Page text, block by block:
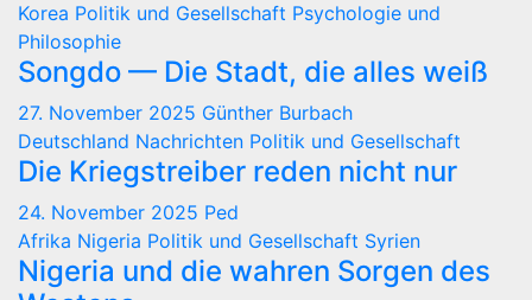
Korea Politik und Gesellschaft Psychologie und
Philosophie
Songdo — Die Stadt, die alles weiß
27. November 2025 Günther Burbach
Deutschland Nachrichten Politik und Gesellschaft
Die Kriegstreiber reden nicht nur
24. November 2025 Ped
Afrika Nigeria Politik und Gesellschaft Syrien
Nigeria und die wahren Sorgen des